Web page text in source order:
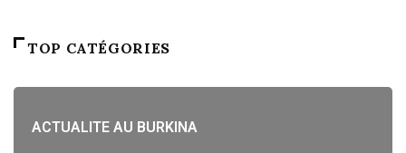
TOP CATÉGORIES
ACTUALITE AU BURKINA